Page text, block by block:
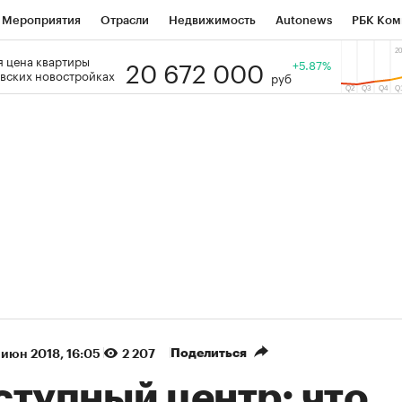
Мероприятия Отрасли Недвижимость Autonews РБК
РБК Образование Тренды
цена квартиры
новостройках
20 672 000 руб
+5.87%
июн 2018, 16:05 2 207 Поделиться